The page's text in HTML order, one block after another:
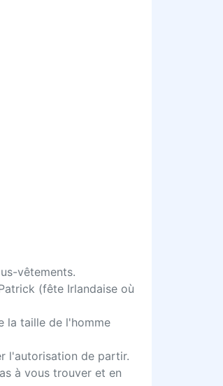
vêtements.
(fête Irlandaise où
la taille de l'homme
l'autorisation de partir.
à vous trouver et en